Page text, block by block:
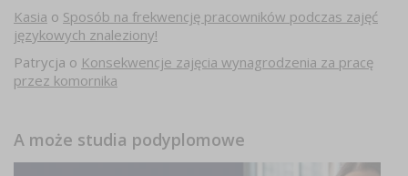
Kasia o Sposób na frekwencję pracowników podczas zajęć
językowych znaleziony!
Patrycja o Konsekwencje zajęcia wynagrodzenia za pracę
przez komornika
A może studia podyplomowe